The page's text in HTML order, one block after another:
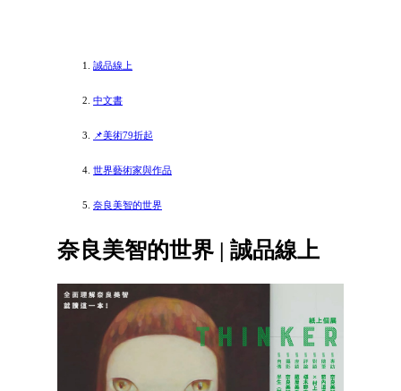
誠品線上
中文書
📌美術79折起
世界藝術家與作品
奈良美智的世界
奈良美智的世界 | 誠品線上